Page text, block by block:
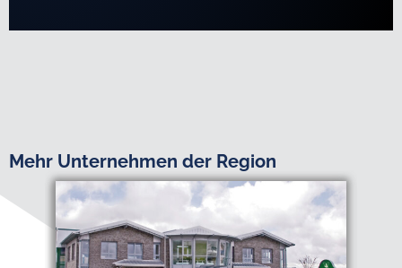
Mehr Unternehmen der Region